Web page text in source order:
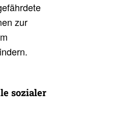
zur
sozialer